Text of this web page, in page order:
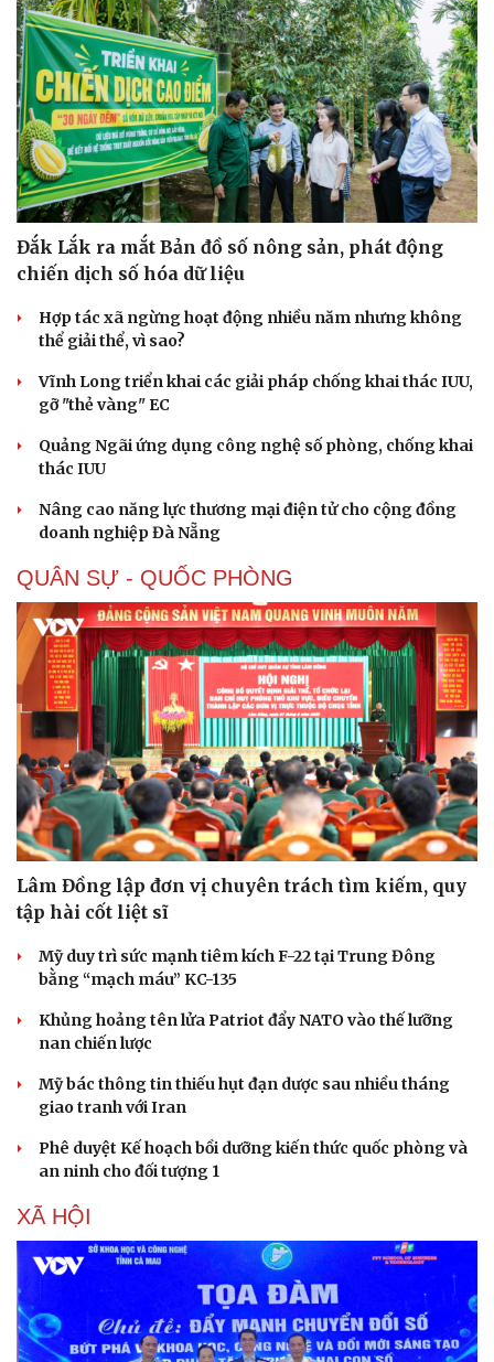
Văn hóa
Sân khấu - Điện ảnh
Văn học
Âm nhạc
Di sản
Đắk Lắk ra mắt Bản đồ số nông sản, phát động
chiến dịch số hóa dữ liệu
Hợp tác xã ngừng hoạt động nhiều năm nhưng không
thể giải thể, vì sao?
Vĩnh Long triển khai các giải pháp chống khai thác IUU,
gỡ "thẻ vàng" EC
Quảng Ngãi ứng dụng công nghệ số phòng, chống khai
thác IUU
Nâng cao năng lực thương mại điện tử cho cộng đồng
doanh nghiệp Đà Nẵng
QUÂN SỰ - QUỐC PHÒNG
Lâm Đồng lập đơn vị chuyên trách tìm kiếm, quy
tập hài cốt liệt sĩ
Mỹ duy trì sức mạnh tiêm kích F-22 tại Trung Đông
bằng “mạch máu” KC-135
Khủng hoảng tên lửa Patriot đẩy NATO vào thế lưỡng
nan chiến lược
Mỹ bác thông tin thiếu hụt đạn dược sau nhiều tháng
giao tranh với Iran
Phê duyệt Kế hoạch bồi dưỡng kiến thức quốc phòng và
an ninh cho đối tượng 1
XÃ HỘI